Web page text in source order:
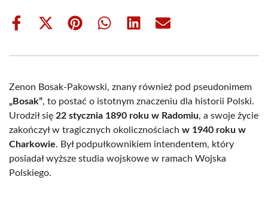
Share
Share
(Twitter)
Share Share Share Share
Zenon Bosak-Pakowski, znany również pod pseudonimem
„Bosak”, to postać o istotnym znaczeniu dla historii Polski.
Urodził się 22 stycznia 1890 roku w Radomiu, a swoje życie
zakończył w tragicznych okolicznościach w 1940 roku w
Charkowie. Był podpułkownikiem intendentem, który
posiadał wyższe studia wojskowe w ramach Wojska
Polskiego.